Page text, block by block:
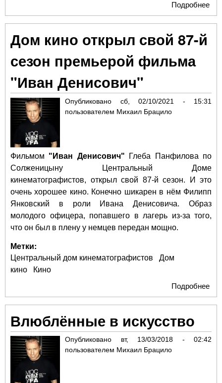
Подробнее
Дом кино открыл свой 87-й
сезон премьерой фильма
"Иван Денисович"
Опубликовано сб, 02/10/2021 - 15:31
пользователем Михаил Брацило
Фильмом "Иван Денисович" Глеба Панфилова по
Солженицыну Центральный Доме
кинематографистов, открыл свой 87-й сезон. И это
очень хорошее кино. Конечно шикарен в нём Филипп
Янковский в роли Ивана Денисовича. Образ
молодого офицера, попавшего в лагерь из-за того,
что он был в плену у немцев передан мощно.
Метки:
Центральный дом кинематографистов
Дом
кино
Кино
Подробнее
Влюблённые в искусство
Опубликовано вт, 13/03/2018 - 02:42
пользователем Михаил Брацило